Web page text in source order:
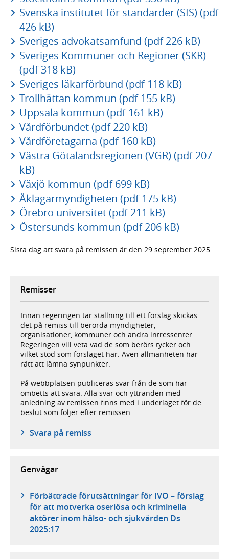
Svenska institutet för standarder (SIS) (pdf
426 kB)
Sveriges advokatsamfund (pdf 226 kB)
Sveriges Kommuner och Regioner (SKR)
(pdf 318 kB)
Sveriges läkarförbund (pdf 118 kB)
Trollhättan kommun (pdf 155 kB)
Uppsala kommun (pdf 161 kB)
Vårdförbundet (pdf 220 kB)
Vårdföretagarna (pdf 160 kB)
Västra Götalandsregionen (VGR) (pdf 207
kB)
Växjö kommun (pdf 699 kB)
Åklagarmyndigheten (pdf 175 kB)
Örebro universitet (pdf 211 kB)
Östersunds kommun (pdf 206 kB)
Sista dag att svara på remissen är den 29 september 2025.
Remisser
Innan regeringen tar ställning till ett förslag skickas
det på remiss till berörda myndigheter,
organisationer, kommuner och andra intressenter.
Regeringen vill veta vad de som berörs tycker och
vilket stöd som förslaget har. Även allmänheten har
rätt att lämna synpunkter.
På webbplatsen publiceras svar från de som har
ombetts att svara. Alla svar och yttranden med
anledning av remissen finns med i underlaget för de
beslut som följer efter remissen.
Svara på remiss
Genvägar
Förbättrade förutsättningar för IVO – förslag
för att motverka oseriösa och kriminella
aktörer inom hälso- och sjukvården Ds
2025:17